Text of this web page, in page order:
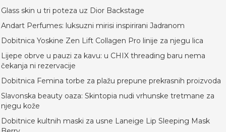
Glass skin u tri poteza uz Dior Backstage
Andart Perfumes: luksuzni mirisi inspirirani Jadranom
Dobitnica Yoskine Zen Lift Collagen Pro linije za njegu lica
Lijepe obrve u pauzi za kavu: u CHIX threading baru nema
čekanja ni rezervacije
Dobitnica Femina torbe za plažu prepune prekrasnih proizvoda
Slavonska beauty oaza: Skintopia nudi vrhunske tretmane za
njegu kože
Dobitnice kultnih maski za usne Laneige Lip Sleeping Mask